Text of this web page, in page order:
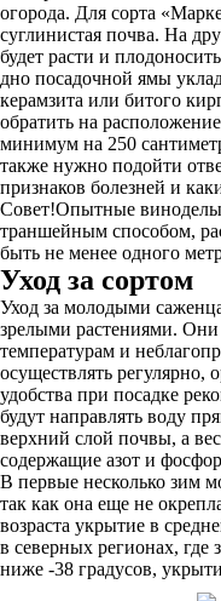
огорода. Для сорта
суглинистая почва. На
будет расти и
дно посадочной ямы
керамзита или битого
обратить на
минимум на 250
также нужно подойти
признаков болезней и
Совет!Опытные
траншейным способом,
быть не менее одного
Уход за сортом
Уход за молодыми
зрелыми растениями.
температурам и
осуществлять регулярно,
удобства при посадке
будут направлять воду
верхний слой почвы, а
содержащие азот и
В первые несколько зим
так как она еще не
возраста укрытие в
в северных регионах, где
ниже -38 градусов,